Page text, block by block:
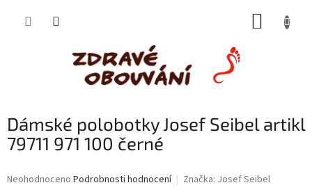
Dámské polobotky Josef Seibel artikl
79711 971 100 černé
Průměrné
Neohodnoceno Podrobnosti hodnocení Značka: Josef Seibel